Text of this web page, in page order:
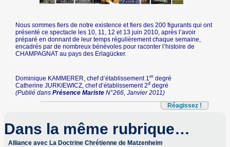
Nous sommes fiers de notre existence et fiers des 200 figurants qui ont
présenté ce spectacle les 10, 11, 12 et 13 juin 2010, après l’avoir
préparé en donnant de leur temps régulièrement chaque semaine,
encadrés par de nombreux bénévoles pour raconter l’histoire de
CHAMPAGNAT au pays des Erlagücker.
Dominique KAMMERER, chef d’établissement 1er degré
Catherine JURKIEWICZ, chef d’établissement 2d degré
(Publié dansPrésence MaristeN°266, Janvier 2011)
Réagissez !
Dans la même rubrique…
Alliance avec La Doctrine Chrétienne de Matzenheim